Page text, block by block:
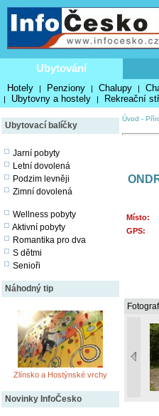
Ubytování
Hotely | Penziony | Chalupy |
| Ubytovny a hostely | Rekreační
Ubytovací balíčky
Jarní pobyty
Letní dovolená
Podzim levněji
Zimní dovolená
Wellness pobyty
Aktivní pobyty
Romantika pro dva
S dětmi
Senioři
Náhodný tip
Zlínsko a Hostýnské vrchy
Novinky InfoČesko
Úvod -
Místo:
GPS: